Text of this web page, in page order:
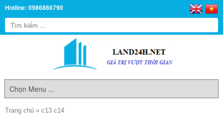
Hotline: 0986866790
Trang chủ » c13 c14